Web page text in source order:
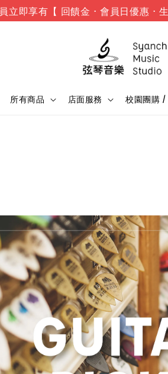
立即享有【 回饋金 · 會員日優惠 · 生
所有商品 店面服務 校園團購 /